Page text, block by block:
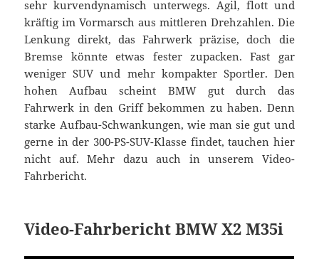
sehr kurvendynamisch unterwegs. Agil, flott und
kräftig im Vormarsch aus mittleren Drehzahlen. Die
Lenkung direkt, das Fahrwerk präzise, doch die
Bremse könnte etwas fester zupacken. Fast gar
weniger SUV und mehr kompakter Sportler. Den
hohen Aufbau scheint BMW gut durch das
Fahrwerk in den Griff bekommen zu haben. Denn
starke Aufbau-Schwankungen, wie man sie gut und
gerne in der 300-PS-SUV-Klasse findet, tauchen hier
nicht auf. Mehr dazu auch in unserem Video-
Fahrbericht.
Video-Fahrbericht BMW X2 M35i